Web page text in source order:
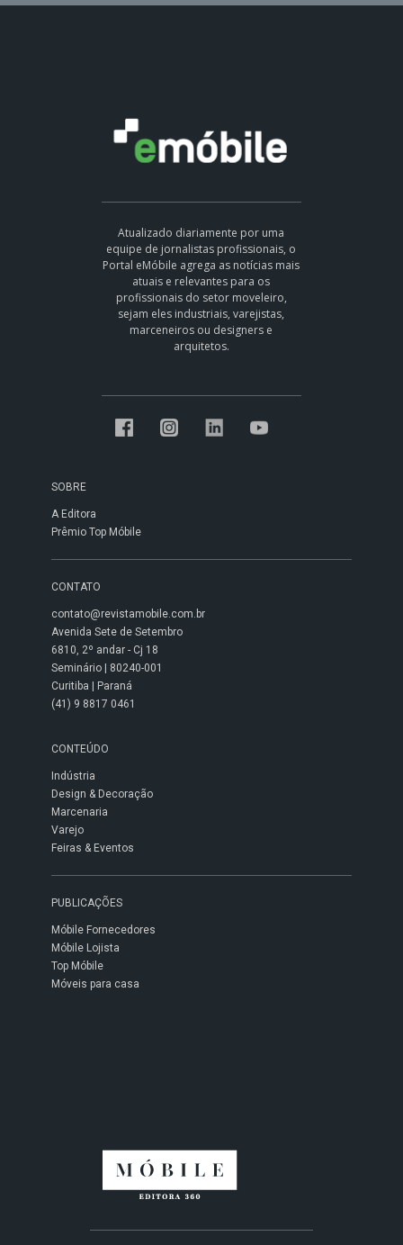
Atualizado diariamente por uma
equipe de jornalistas profissionais, o
Portal eMóbile agrega as notícias mais
atuais e relevantes para os
profissionais do setor moveleiro,
sejam eles industriais, varejistas,
marceneiros ou designers e
arquitetos.
SOBRE
A Editora
Prêmio Top Móbile
CONTATO
contato@revistamobile.com.br
Avenida Sete de Setembro
6810, 2º andar - Cj 18
Seminário | 80240-001
Curitiba | Paraná
(41) 9 8817 0461
CONTEÚDO
Indústria
Design & Decoração
Marcenaria
Varejo
Feiras & Eventos
PUBLICAÇÕES
Móbile Fornecedores
Móbile Lojista
Top Móbile
Móveis para casa